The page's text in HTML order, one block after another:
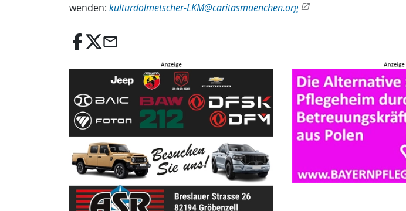
wenden: kulturdolmetscher-LKM@caritasmuenchen.org
email